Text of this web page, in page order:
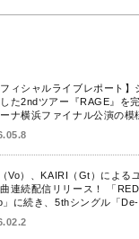
フィシャルライブレポート
た2ndツアー『RAGE』を
ナ横浜ファイナル公演の模
Vo）、KAIRI（Gt）による
連続配信リリース！ 「
」に続き、5thシングル「